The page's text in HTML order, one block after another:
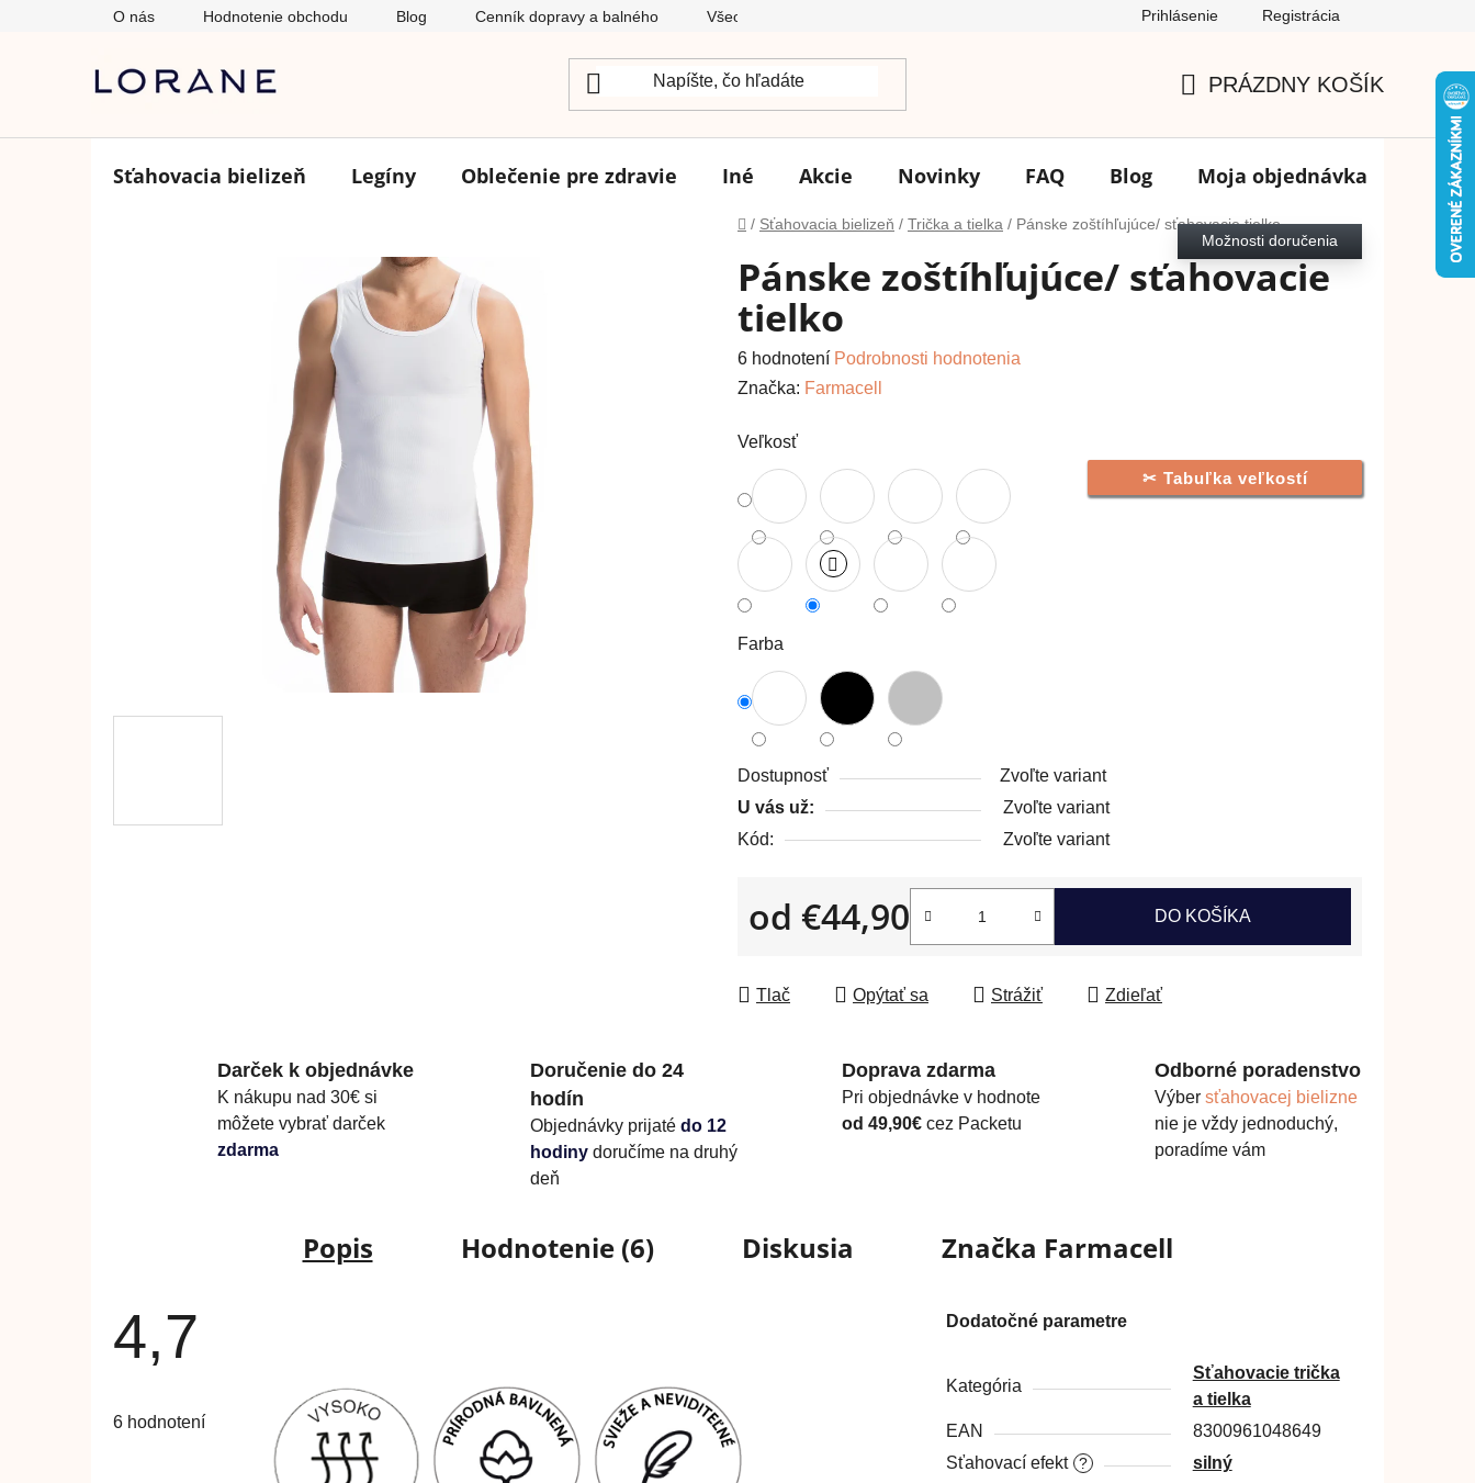
O nás Hodnotenie obchodu Blog Cenník dopravy a balného Všeobecné obchodné podmienky Podmienky ochrany osobných údajov FAQ
Prihlásenie Registrácia
KOŠÍK
PRÁZDNY KOŠÍK
Sťahovacia bielizeň Legíny Oblečenie pre zdravie Iné Akcie Novinky FAQ Blog Moja objednávka
Domov
/ Sťahovacia bielizeň / Trička a tielka / Pánske zoštíhľujúce/ sťahovacie tielko
Pánske zoštíhľujúce/ sťahovacie
tielko
Priemerné
hodnotenie
je
4,7
z
hviezdičiek.
6 hodnotení Podrobnosti hodnotenia
Značka: Farmacell
Tabuľka veľkostí
Veľkosť
Farba
Dostupnosť
Zvoľte variant
U vás už:
Zvoľte variant
Možnosti doručenia
Kód: Zvoľte variant
od €44,90 DO KOŠÍKA
Tlač Opýtať sa Strážiť Zdieľať
Darček k objednávke
K nákupu nad 30€ si
môžete vybrať darček
zdarma
Doručenie do 24
hodín
Objednávky prijaté do 12
hodiny doručíme na druhý
deň
Doprava zdarma
Pri objednávke v hodnote
od 49,90€ cez Packetu
Odborné poradenstvo
Výber sťahovacej bielizne
nie je vždy jednoduchý,
poradíme vám
Popis Hodnotenie (6) Diskusia Značka Farmacell
4,7
produktu
6 hodnotení
Dodatočné parametre
Kategória
Sťahovacie trička
a tielka
EAN
8300961048649
?
Sťahovací efekt silný